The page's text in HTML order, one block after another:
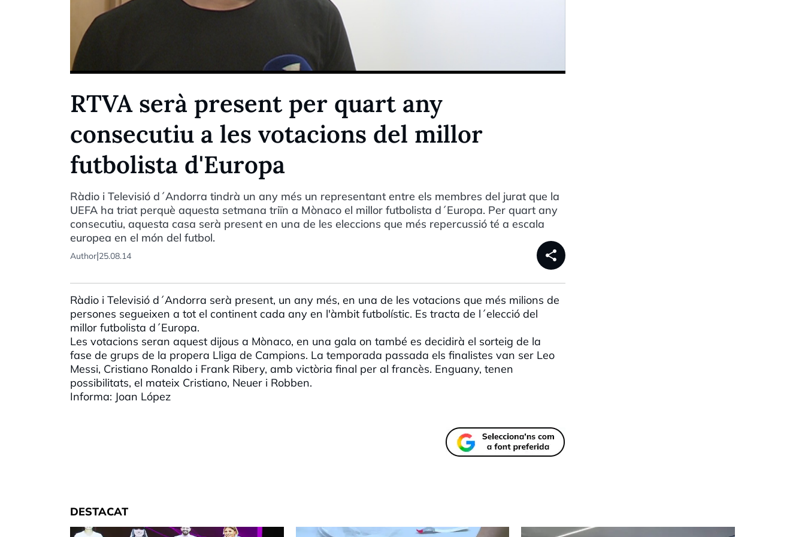
RTVA serà present per quart any
consecutiu a les votacions del millor
futbolista d'Europa
Ràdio i Televisió d´Andorra tindrà un any més un representant entre els membres del jurat que la
UEFA ha triat perquè aquesta setmana triïn a Mònaco el millor futbolista d´Europa. Per quart any
consecutiu, aquesta casa serà present en una de les eleccions que més repercussió té a escala
europea en el món del futbol.
Author|25.08.14 share
Ràdio i Televisió d´Andorra serà present, un any més, en una de les votacions que més milions de
persones segueixen a tot el continent cada any en l'àmbit futbolístic. Es tracta de l´elecció del
millor futbolista d´Europa.
Les votacions seran aquest dijous a Mònaco, en una gala on també es decidirà el sorteig de la
fase de grups de la propera Lliga de Campions. La temporada passada els finalistes van ser Leo
Messi, Cristiano Ronaldo i Frank Ribery, amb victòria final per al francès. Enguany, tenen
possibilitats, el mateix Cristiano, Neuer i Robben.
Informa: Joan López
DESTACAT